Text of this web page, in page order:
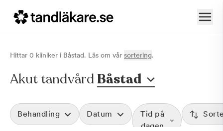
Hittar 0 kliniker i Båstad. Läs om vår sortering.
Akut tandvård Båstad
Behandling Datum
Tid på
dagen